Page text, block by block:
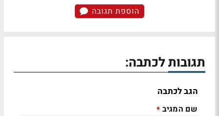
הוספת תגובה
תגובות לכתבה:
הגב לכתבה
שם המגיב *